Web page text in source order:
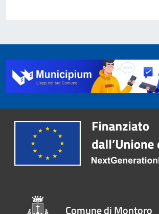
Comune di Montoro